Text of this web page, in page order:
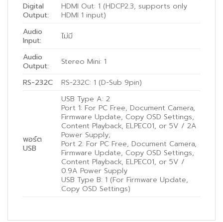
Digital
Output:
HDMI Out: 1 (HDCP2.3, supports only
HDMI 1 input)
Audio
Input:
ไม่มี
Audio
Output:
Stereo Mini: 1
RS-232C
RS-232C: 1 (D-Sub 9pin)
พอร์ต
USB
USB Type A: 2
Port 1: For PC Free, Document Camera,
Firmware Update, Copy OSD Settings,
Content Playback, ELPEC01, or 5V / 2A
Power Supply;
Port 2: For PC Free, Document Camera,
Firmware Update, Copy OSD Settings,
Content Playback, ELPEC01, or 5V /
0.9A Power Supply
USB Type B: 1 (For Firmware Update,
Copy OSD Settings)